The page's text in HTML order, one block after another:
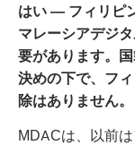
はい — フィリピ
マレーシアデジ
要があります。
決めの下で、フ
除はありません。
MDACは、以前